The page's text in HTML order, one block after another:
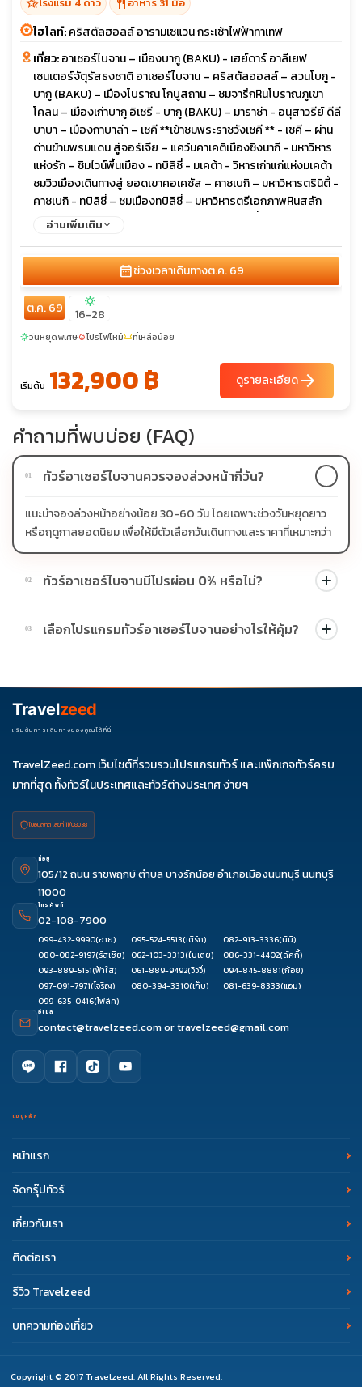
ไฮไลท์:คริสตัลฮอลล์ อารามเซแวน กระเช้าไฟฟ้าทาเทฟ
เที่ยว:อาเซอร์ไบจาน – เมืองบากู (BAKU) - เฮย์ดาร์ อาลีเยฟ
เซนเตอร์จัตุรัสธงชาติ อาเซอร์ไบจาน – คริสตัลฮอลล์ – สวนโบกู -
บากู (BAKU) – เมืองโบราณ โกบูสถาน – ชมจารึกหินโบราณภูเขา
โคลน – เมืองเก่าบากู อิเชรี - บากู (BAKU) – มาราซ่า - อนุสาวรีย์ ดีลี
บาบา – เมืองกาบาล่า – เชคี **เข้าชมพระราชวังเชคี ** - เชคี – ผ่าน
ด่านข้ามพรมแดน สู่จอร์เจีย – แคว้นคาเคติเมืองซิงนากี - มหาวิหาร
แห่งรัก – ชิมไวน์พื้นเมือง - ทบิลิซี่ - มเคต้า - วิหารเก่าแก่แห่งมเคต้า
ชมวิวเมืองเดินทางสู่ ยอดเขาคอเคซัส – คาซเบกิ – มหาวิหารตรินิตี้ -
คาซเบกิ - ทบิลิซี่ – ชมเมืองทบิลิซี่ – มหาวิหารตรีเอกภาพหินสลัก
จอร์เจียน - สะพานสันติภาพ – ชมวิวเมือง - ทบิลิซี่ – เมืองโบราณ
- ชมเมืองเก่าทิบิลิซี่ - เมืองซาดาโคล – ข้ามพรมแดนสู่ ซาดาโคลอา
รามฮักพัท – เมืองดิลิจัน (The Little Switzerland) - ดิลิจัน – แคว้น
ทะเลสาบเซวาน – ล่องเรือทะเลสาบเซวานอารามเซวานาแว๊งค์
(SEVANAVANK) - เมืองน้ำแร่เจอร์มุก - คันซอเรฟท์ - กระเช้าไฟฟ้า
ทาเทฟ (ยาวที่สุดในโลก)มหาวิหารทาเทฟกลางหุบเขา – โนราแวงค์ -
เยเรวาน - เมืองเอชมีอัดซิน – มหาวิหารซวาร์ตโนทส์ชมเมืองเยเรวาน
อ่านเพิ่มเติม
calendar_monthช่วงเวลาเดินทางต.ค. 69
ต.ค. 69 sunny
16-28
sunnyวันหยุดพิเศษlocal_fire_departmentโปรไฟไหม้confirmation_numberที่เหลือน้อย
เริ่มต้น 132,900 ฿ ดูรายละเอียดarrow_forward
คำถามที่พบบ่อย (FAQ)
01 ทัวร์อาเซอร์ไบจานควรจองล่วงหน้ากี่วัน?
แนะนำจองล่วงหน้าอย่างน้อย 30-60 วัน โดยเฉพาะช่วงวันหยุดยาว
หรือฤดูกาลยอดนิยม เพื่อให้มีตัวเลือกวันเดินทางและราคาที่เหมาะกว่า
02 ทัวร์อาเซอร์ไบจานมีโปรผ่อน 0% หรือไม่?
บางโปรแกรมมีโปรผ่อน 0% หรือโปรโมชั่นบัตรเครดิตตามเงื่อนไขที่
บริษัทกำหนด สามารถดูสัญลักษณ์โปรโมชั่นในรายการทัวร์แต่ละ
03 เลือกโปรแกรมทัวร์อาเซอร์ไบจานอย่างไรให้คุ้ม?
ช่วงราคา ไม่ควรเทียบจากราคาต่ำสุดเพียงอย่างเดียว
Travelzeed
เริ่มต้นการเดินทางของคุณได้ที่นี่
TravelZeed.com เว็บไซต์ที่รวมรวมโปรแกรมทัวร์ และแพ็กเกจทัวร์ครบ
มากที่สุด ทั้งทัวร์ในประเทศและทัวร์ต่างประเทศ ง่ายๆ
ใบอนุญาต เลขที่ 11/08038
ที่อยู่
105/12 ถนน ราชพฤกษ์ ตำบล บางรักน้อย อำเภอเมืองนนทบุรี นนทบุรี
11000
โทรศัพท์
02-108-7900
099-432-9990(อาย) 095-524-5513(เติร์ก) 082-913-3336(นินิ)
080-082-9197(รัสเซีย) 062-103-3313(ใบเตย) 086-331-4402(ลัคกี้)
093-889-5151(ฟ้าใส) 061-889-9492(วิววี่) 094-845-8881(ก้อย)
097-091-7971(โจริญ) 080-394-3310(เก็บ) 081-639-8333(แอม)
099-635-0416(โฟล์ค)
อีเมล
contact@travelzeed.comortravelzeed@gmail.com
เมนูหลัก
หน้าแรก
จัดกรุ๊ปทัวร์
เกี่ยวกับเรา
ติดต่อเรา
รีวิว Travelzeed
บทความท่องเที่ยว
Copyright © 2017 Travelzeed. All Rights Reserved.